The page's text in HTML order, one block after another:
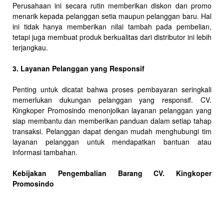
Perusahaan ini secara rutin memberikan diskon dan promo
menarik kepada pelanggan setia maupun pelanggan baru. Hal
ini tidak hanya memberikan nilai tambah pada pembelian,
tetapi juga membuat produk berkualitas dari distributor ini lebih
terjangkau.
3. Layanan Pelanggan yang Responsif
Penting untuk dicatat bahwa proses pembayaran seringkali
memerlukan dukungan pelanggan yang responsif. CV.
Kingkoper Promosindo menonjolkan layanan pelanggan yang
siap membantu dan memberikan panduan dalam setiap tahap
transaksi. Pelanggan dapat dengan mudah menghubungi tim
layanan pelanggan untuk mendapatkan bantuan atau
informasi tambahan.
Kebijakan Pengembalian Barang CV. Kingkoper
Promosindo